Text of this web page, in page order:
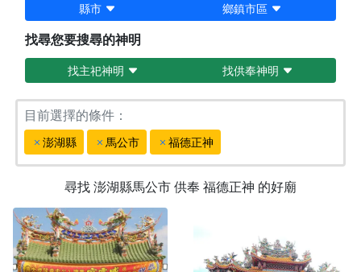
縣市 鄉鎮市區
找尋您要搜尋的神明
找主祀神明 找供奉神明
目前選擇的條件：
澎湖縣 馬公市 福德正神
尋找澎湖縣馬公市供奉 福德正神 的好廟